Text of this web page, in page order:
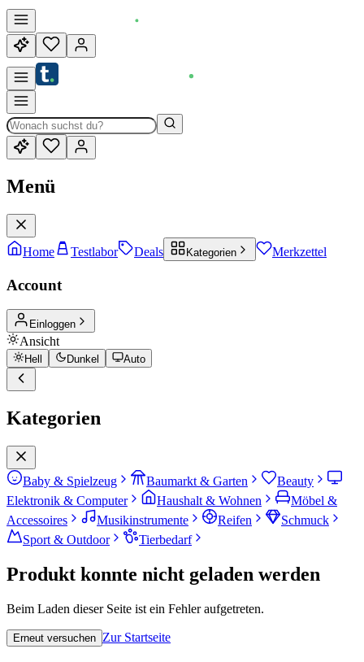
Menü
Home Testlabor Deals Kategorien Merkzettel
Account
Einloggen
Ansicht
Hell Dunkel Auto
Kategorien
Baby & Spielzeug Baumarkt & Garten
Beauty
Elektronik & Computer
Haushalt & Wohnen
Möbel &
Accessoires
Musikinstrumente Reifen
Schmuck
Sport & Outdoor
Tierbedarf
Produkt konnte nicht geladen werden
Beim Laden dieser Seite ist ein Fehler aufgetreten.
Erneut versuchen Zur Startseite